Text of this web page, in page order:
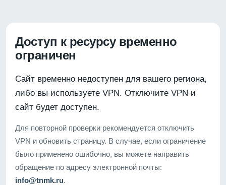
Доступ к ресурсу временно
ограничен
Сайт временно недоступен для вашего региона,
либо вы используете VPN. Отключите VPN и
сайт будет доступен.
Для повторной проверки рекомендуется отключить
VPN и обновить страницу. В случае, если ограничение
было применено ошибочно, вы можете направить
обращение по адресу электронной почты:
info@tnmk.ru.